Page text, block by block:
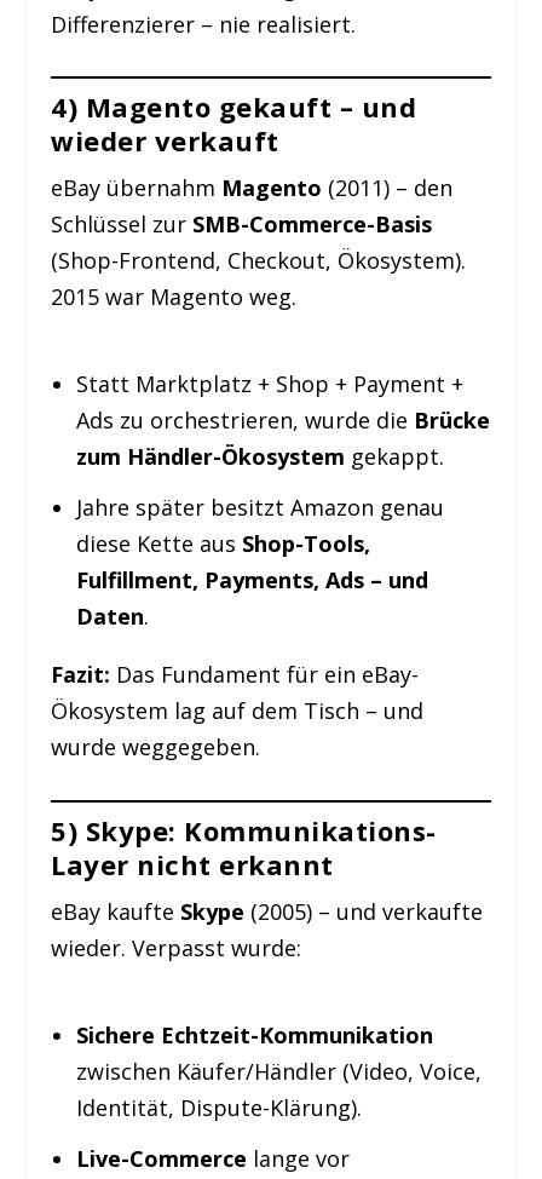
Differenzierer – nie realisiert.
4) Magento gekauft – und
wieder verkauft
eBay übernahm Magento (2011) – den
Schlüssel zur SMB-Commerce-Basis
(Shop-Frontend, Checkout, Ökosystem).
2015 war Magento weg.
Statt Marktplatz + Shop + Payment +
Ads zu orchestrieren, wurde die Brücke
zum Händler-Ökosystem gekappt.
Jahre später besitzt Amazon genau
diese Kette aus Shop-Tools,
Fulfillment, Payments, Ads – und
Daten.
Fazit: Das Fundament für ein eBay-
Ökosystem lag auf dem Tisch – und
wurde weggegeben.
5) Skype: Kommunikations-
Layer nicht erkannt
eBay kaufte Skype (2005) – und verkaufte
wieder. Verpasst wurde:
Sichere Echtzeit-Kommunikation
zwischen Käufer/Händler (Video, Voice,
Identität, Dispute-Klärung).
Live-Commerce lange vor